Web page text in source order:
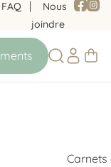
FAQ
Nous
joindre
Carnets